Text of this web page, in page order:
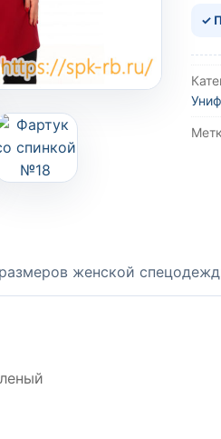
✓
женской